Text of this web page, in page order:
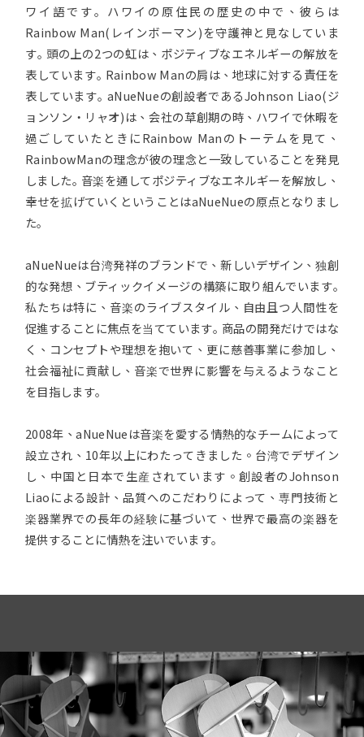
ワイ語です｡ ハワイの原住民の歴史の中で、彼らは
Rainbow Man(レインボーマン)を守護神と見なしていま
す｡ 頭の上の2つの虹は、ポジティブなエネルギーの解放を
表しています｡ Rainbow Manの肩は、地球に対する責任を
表しています｡ aNueNueの創設者であるJohnson Liao(ジ
ョンソン・リャオ)は、会社の草創期の時、ハワイで休暇を
過ごしていたときにRainbow Manのトーテムを見て、
RainbowManの理念が彼の理念と一致していることを発見
しました｡ 音楽を通してポジティブなエネルギーを解放し、
幸せを拡げていくということはaNueNueの原点となりまし
た｡
aNueNueは台湾発祥のブランドで、新しいデザイン、独創
的な発想、ブティックイメージの構築に取り組んでいます｡
私たちは特に、音楽のライブスタイル、自由且つ人間性を
促進することに焦点を当てています｡ 商品の開発だけではな
く、コンセプトや理想を抱いて、更に慈善事業に参加し、
社会福祉に貢献し、音楽で世界に影響を与えるようなこと
を目指します｡
2008年、aNueNueは音楽を愛する情熱的なチームによって
設立され、10年以上にわたってきました。台湾でデザイン
し、中国と日本で生産されています。創設者のJohnson
Liaoによる設計、品質へのこだわりによって、専門技術と
楽器業界での長年の経験に基づいて、世界で最高の楽器を
提供することに情熱を注いでいます｡